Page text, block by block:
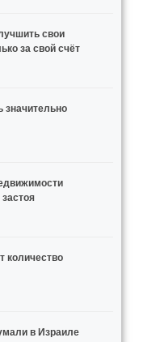
свои
за свой счёт
значительно
количество
в Израиле